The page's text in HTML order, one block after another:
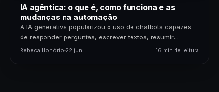
IA agêntica: o que é, como funciona e as
mudanças na automação
A IA generativa popularizou o uso de chatbots capazes
de responder perguntas, escrever textos, resumir
documentos e gerar código. Mas uma nova etapa da…
Rebeca Honório 22 jun 16 min de leitura